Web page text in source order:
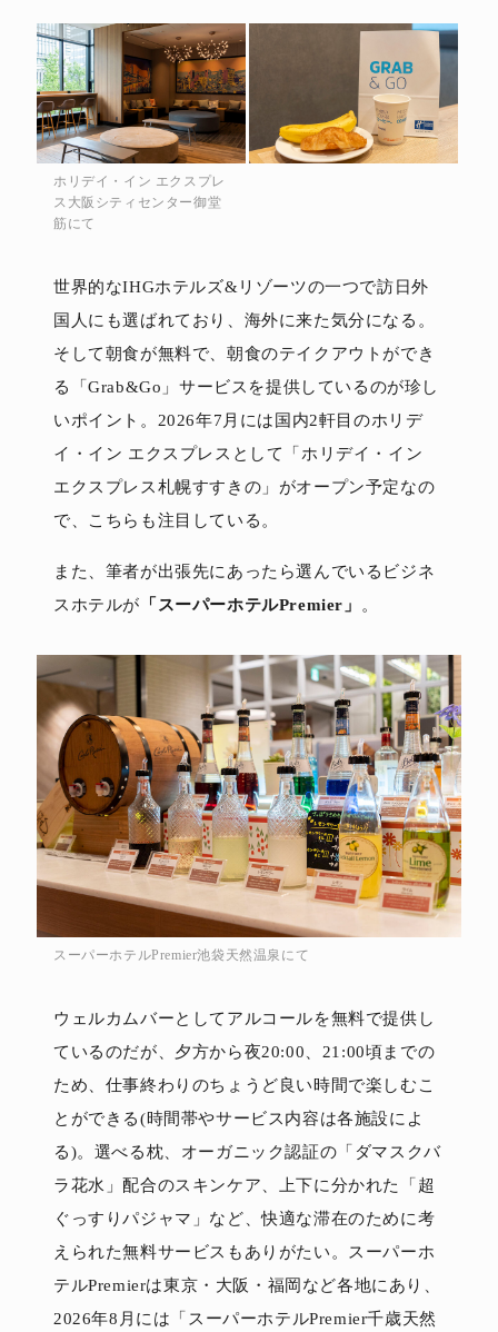
ホリデイ・イン エクスプレ
ス大阪シティセンター御堂
筋にて
世界的なIHGホテルズ&リゾーツの一つで訪日外
国人にも選ばれており、海外に来た気分になる。
そして朝食が無料で、朝食のテイクアウトができ
る「Grab&Go」サービスを提供しているのが珍し
いポイント。2026年7月には国内2軒目のホリデ
イ・イン エクスプレスとして「ホリデイ・イン
エクスプレス札幌すすきの」がオープン予定なの
で、こちらも注目している。
また、筆者が出張先にあったら選んでいるビジネ
スホテルが 「スーパーホテルPremier」 。
スーパーホテルPremier池袋天然温泉にて
ウェルカムバーとしてアルコールを無料で提供し
ているのだが、夕方から夜20:00、21:00頃までの
ため、仕事終わりのちょうど良い時間で楽しむこ
とができる(時間帯やサービス内容は各施設によ
る)。選べる枕、オーガニック認証の「ダマスクバ
ラ花水」配合のスキンケア、上下に分かれた「超
ぐっすりパジャマ」など、快適な滞在のために考
えられた無料サービスもありがたい。スーパーホ
テルPremierは東京・大阪・福岡など各地にあり、
2026年8月には「スーパーホテルPremier千歳天然